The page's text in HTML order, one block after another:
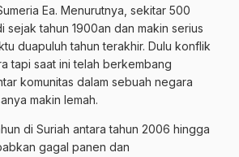
Ea. Menurutnya, sekitar 500
sejak tahun 1900an dan makin serius
duapuluh tahun terakhir. Dulu konflik
tapi saat ini telah berkembang
komunitas dalam sebuah negara
makin lemah.
di Suriah antara tahun 2006 hingga
gagal panen dan